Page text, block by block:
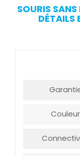
SOURIS
DÉTAILS
Couleur